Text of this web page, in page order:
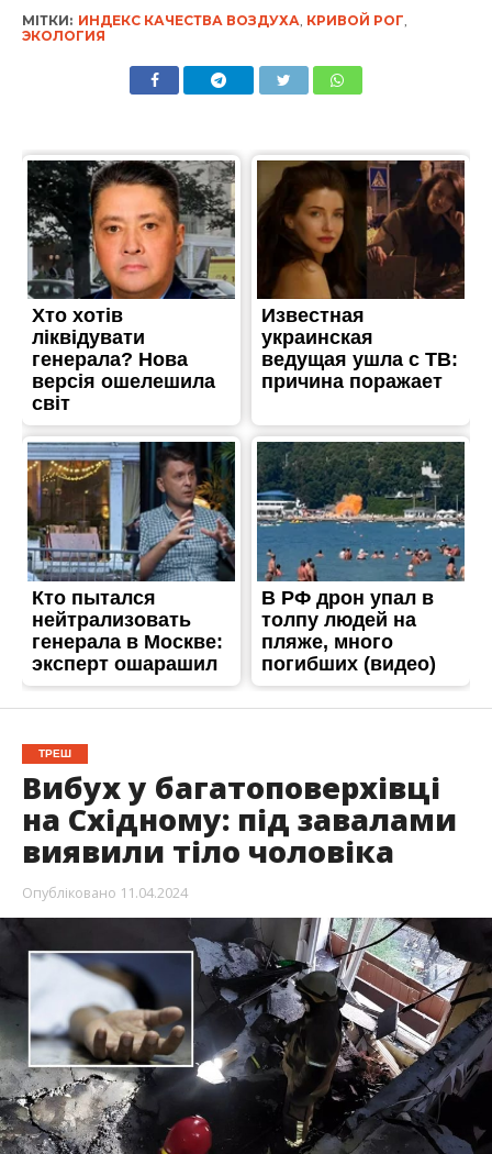
МІТКИ: ИНДЕКС КАЧЕСТВА ВОЗДУХА, КРИВОЙ РОГ,
ЭКОЛОГИЯ
ТРЕШ
Вибух у багатоповерхівці
на Східному: під завалами
виявили тіло чоловіка
Опубліковано 11.04.2024